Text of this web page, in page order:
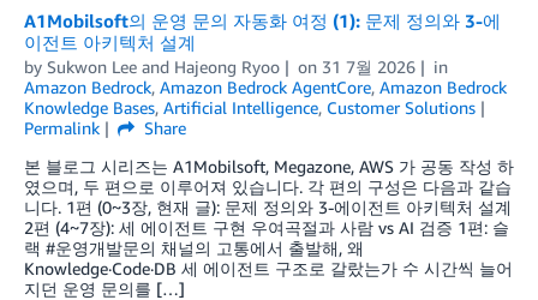
A1Mobilsoft의 운영 문의 자동화 여정 (1): 문제 정의와 3-에
이전트 아키텍처 설계
by Sukwon Lee and Hajeong Ryoo on 31 7월 2026
in
Amazon Bedrock, Amazon Bedrock AgentCore, Amazon Bedrock
Knowledge Bases, Artificial Intelligence, Customer Solutions
Permalink
Share
본 블로그 시리즈는 A1Mobilsoft, Megazone, AWS 가 공동 작성 하
였으며, 두 편으로 이루어져 있습니다. 각 편의 구성은 다음과 같습
니다. 1편 (0~3장, 현재 글): 문제 정의와 3-에이전트 아키텍처 설계
2편 (4~7장): 세 에이전트 구현 우여곡절과 사람 vs AI 검증 1편: 슬
랙 #운영개발문의 채널의 고통에서 출발해, 왜
Knowledge·Code·DB 세 에이전트 구조로 갈랐는가 수 시간씩 늘어
지던 운영 문의를 […]